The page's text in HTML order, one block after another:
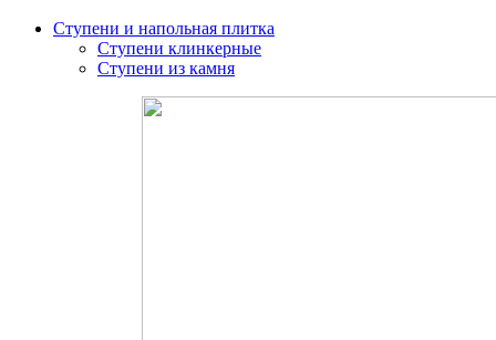
Ступени и напольная плитка
Ступени клинкерные
Ступени из камня